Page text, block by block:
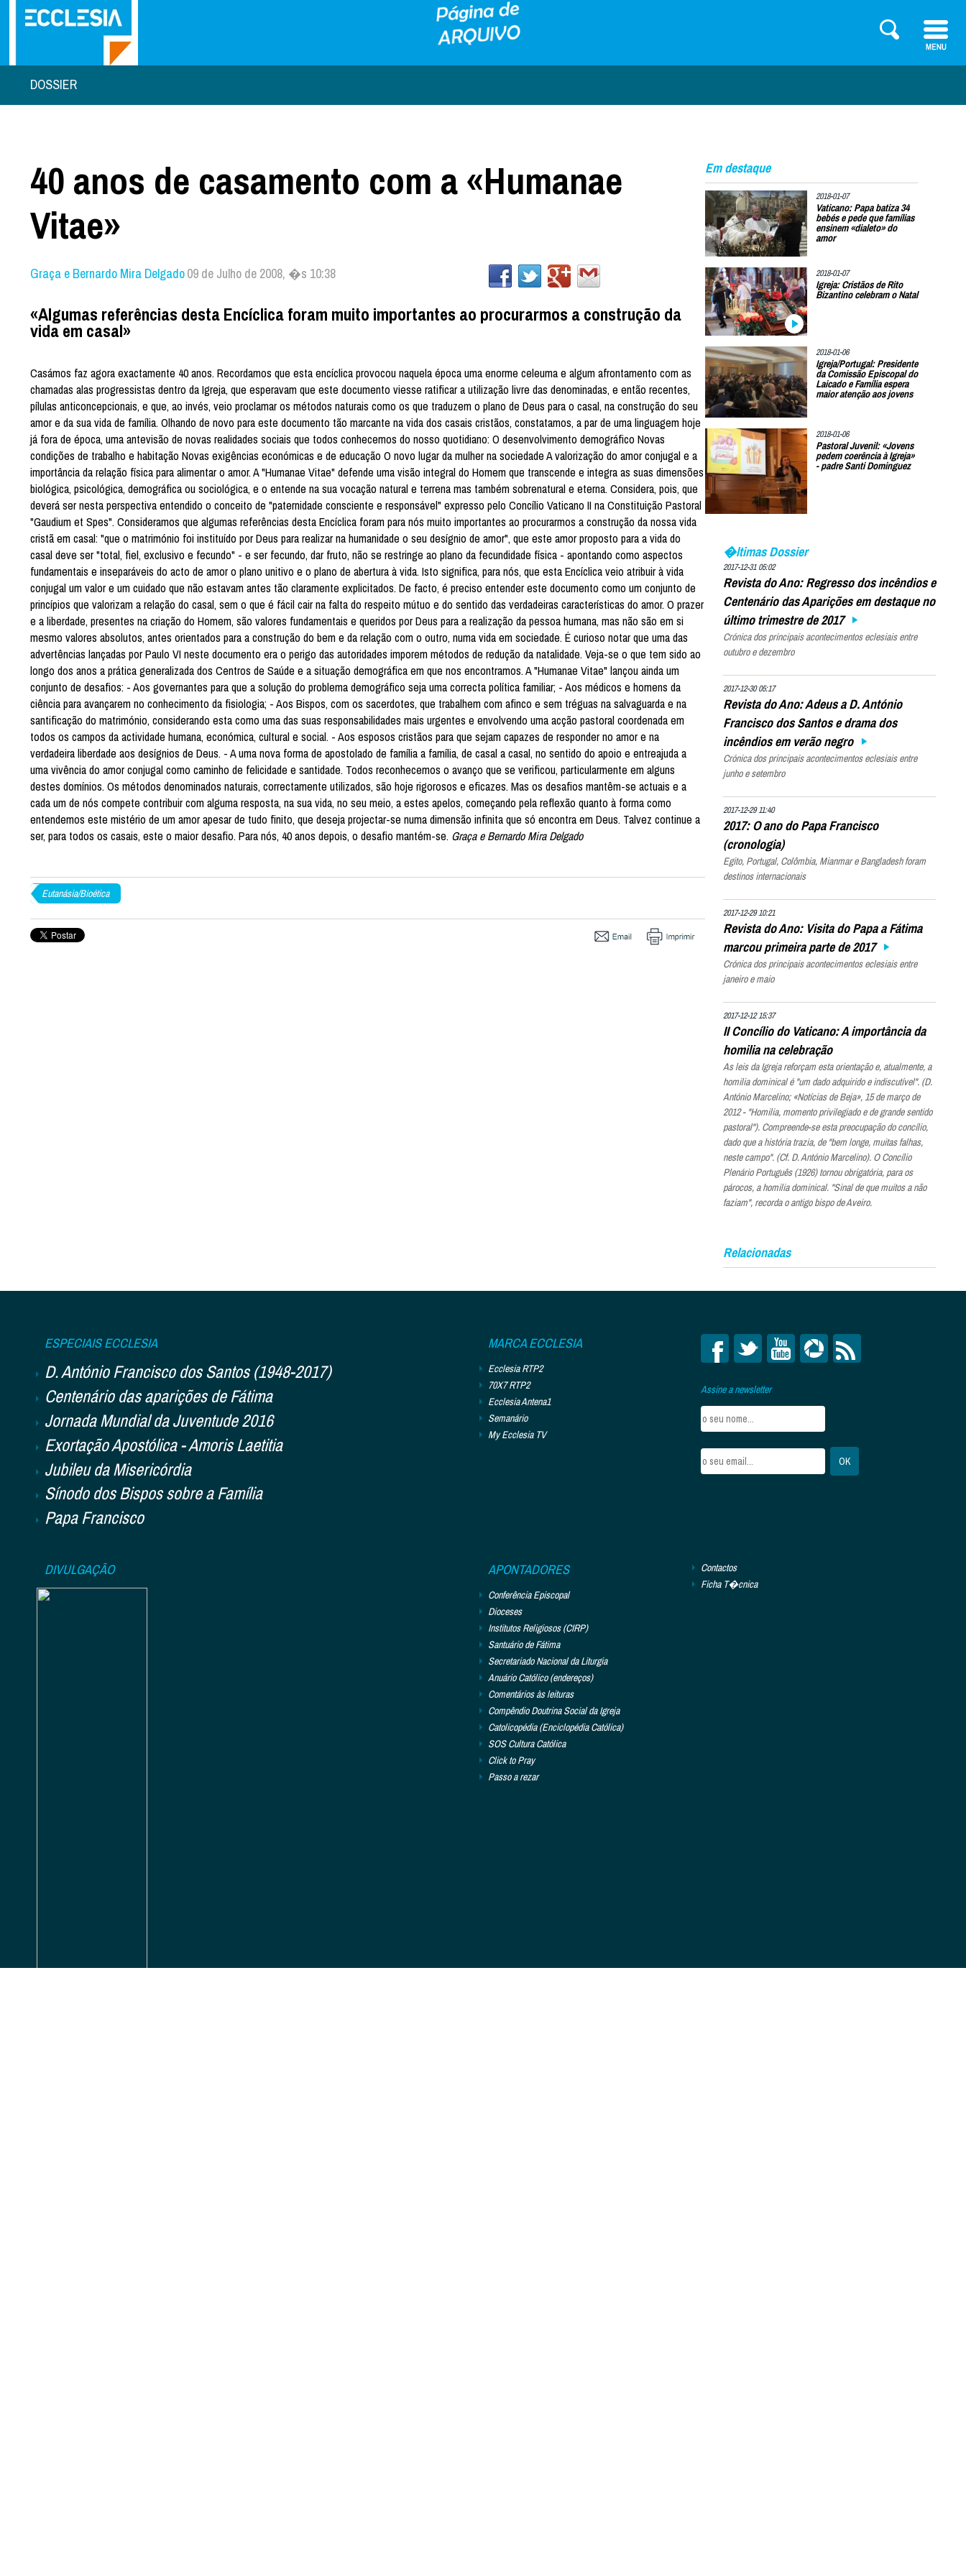
DOSSIER
40 anos de casamento com a «Humanae
Vitae»
Graça e Bernardo Mira Delgado09 de Julho de 2008, �s 10:38
«Algumas referências desta Encíclica foram muito importantes ao procurarmos a construção da
vida em casal»
Casámos faz agora exactamente 40 anos. Recordamos que esta encíclica provocou naquela época uma enorme celeuma e algum afrontamento com as
chamadas alas progressistas dentro da Igreja, que esperavam que este documento viesse ratificar a utilização livre das denominadas, e então recentes,
pílulas anticoncepcionais, e que, ao invés, veio proclamar os métodos naturais como os que traduzem o plano de Deus para o casal, na construção do seu
amor e da sua vida de família. Olhando de novo para este documento tão marcante na vida dos casais cristãos, constatamos, a par de uma linguagem hoje
já fora de época, uma antevisão de novas realidades sociais que todos conhecemos do nosso quotidiano: O desenvolvimento demográfico Novas
condições de trabalho e habitação Novas exigências económicas e de educação O novo lugar da mulher na sociedade A valorização do amor conjugal e a
importância da relação física para alimentar o amor. A "Humanae Vitae" defende uma visão integral do Homem que transcende e integra as suas dimensões
biológica, psicológica, demográfica ou sociológica, e o entende na sua vocação natural e terrena mas também sobrenatural e eterna. Considera, pois, que
deverá ser nesta perspectiva entendido o conceito de "paternidade consciente e responsável" expresso pelo Concílio Vaticano II na Constituição Pastoral
"Gaudium et Spes". Consideramos que algumas referências desta Encíclica foram para nós muito importantes ao procurarmos a construção da nossa vida
cristã em casal: "que o matrimónio foi instituído por Deus para realizar na humanidade o seu desígnio de amor", que este amor proposto para a vida do
casal deve ser "total, fiel, exclusivo e fecundo" - e ser fecundo, dar fruto, não se restringe ao plano da fecundidade física - apontando como aspectos
fundamentais e inseparáveis do acto de amor o plano unitivo e o plano de abertura à vida. Isto significa, para nós, que esta Encíclica veio atribuir à vida
conjugal um valor e um cuidado que não estavam antes tão claramente explicitados. De facto, é preciso entender este documento como um conjunto de
princípios que valorizam a relação do casal, sem o que é fácil cair na falta do respeito mútuo e do sentido das verdadeiras características do amor. O prazer
e a liberdade, presentes na criação do Homem, são valores fundamentais e queridos por Deus para a realização da pessoa humana, mas não são em si
mesmo valores absolutos, antes orientados para a construção do bem e da relação com o outro, numa vida em sociedade. É curioso notar que uma das
advertências lançadas por Paulo VI neste documento era o perigo das autoridades imporem métodos de redução da natalidade. Veja-se o que tem sido ao
longo dos anos a prática generalizada dos Centros de Saúde e a situação demográfica em que nos encontramos. A "Humanae Vitae" lançou ainda um
conjunto de desafios: - Aos governantes para que a solução do problema demográfico seja uma correcta política familiar; - Aos médicos e homens da
ciência para avançarem no conhecimento da fisiologia; - Aos Bispos, com os sacerdotes, que trabalhem com afinco e sem tréguas na salvaguarda e na
santificação do matrimónio, considerando esta como uma das suas responsabilidades mais urgentes e envolvendo uma acção pastoral coordenada em
todos os campos da actividade humana, económica, cultural e social. - Aos esposos cristãos para que sejam capazes de responder no amor e na
verdadeira liberdade aos desígnios de Deus. - A uma nova forma de apostolado de família a família, de casal a casal, no sentido do apoio e entreajuda a
uma vivência do amor conjugal como caminho de felicidade e santidade. Todos reconhecemos o avanço que se verificou, particularmente em alguns
destes domínios. Os métodos denominados naturais, correctamente utilizados, são hoje rigorosos e eficazes. Mas os desafios mantêm-se actuais e a
cada um de nós compete contribuir com alguma resposta, na sua vida, no seu meio, a estes apelos, começando pela reflexão quanto à forma como
entendemos este mistério de um amor apesar de tudo finito, que deseja projectar-se numa dimensão infinita que só encontra em Deus. Talvez continue a
ser, para todos os casais, este o maior desafio. Para nós, 40 anos depois, o desafio mantém-se. Graça e Bernardo Mira Delgado
Eutanásia/Bioética
Em destaque
2018-01-07
Vaticano: Papa batiza 34
bebés e pede que famílias
ensinem «dialeto» do
amor
2018-01-07
Igreja: Cristãos de Rito
Bizantino celebram o Natal
2018-01-06
Igreja/Portugal: Presidente
da Comissão Episcopal do
Laicado e Família espera
maior atenção aos jovens
2018-01-06
Pastoral Juvenil: «Jovens
pedem coerência à Igreja»
- padre Santi Dominguez
�ltimas Dossier
2017-12-31 05:02
Revista do Ano: Regresso dos incêndios e
Centenário das Aparições em destaque no
último trimestre de 2017
Crónica dos principais acontecimentos eclesiais entre
outubro e dezembro
2017-12-30 05:17
Revista do Ano: Adeus a D. António
Francisco dos Santos e drama dos
incêndios em verão negro
Crónica dos principais acontecimentos eclesiais entre
junho e setembro
2017-12-29 11:40
2017: O ano do Papa Francisco
(cronologia)
Egito, Portugal, Colômbia, Mianmar e Bangladesh foram
destinos internacionais
2017-12-29 10:21
Revista do Ano: Visita do Papa a Fátima
marcou primeira parte de 2017
Crónica dos principais acontecimentos eclesiais entre
janeiro e maio
2017-12-12 15:37
II Concílio do Vaticano: A importância da
homilia na celebração
As leis da Igreja reforçam esta orientação e, atualmente, a
homilia dominical é "um dado adquirido e indiscutível". (D.
António Marcelino; «Notícias de Beja», 15 de março de
2012 - "Homilia, momento privilegiado e de grande sentido
pastoral"). Compreende-se esta preocupação do concílio,
dado que a história trazia, de "bem longe, muitas falhas,
neste campo". (Cf. D. António Marcelino). O Concílio
Plenário Português (1926) tornou obrigatória, para os
párocos, a homilia dominical. "Sinal de que muitos a não
faziam", recorda o antigo bispo de Aveiro.
Relacionadas
ESPECIAIS ECCLESIA
D. António Francisco dos Santos (1948-2017)
Centenário das aparições de Fátima
Jornada Mundial da Juventude 2016
Exortação Apostólica - Amoris Laetitia
Jubileu da Misericórdia
Sínodo dos Bispos sobre a Família
Papa Francisco
MARCA ECCLESIA
Ecclesia RTP2
70X7 RTP2
Ecclesia Antena1
Semanário
My Ecclesia TV
Assine a newsletter
DIVULGAÇÃO APONTADORES
Conferência Episcopal
Dioceses
Institutos Religiosos (CIRP)
Santuário de Fátima
Secretariado Nacional da Liturgia
Anuário Católico (endereços)
Comentários às leituras
Compêndio Doutrina Social da Igreja
Catolicopédia (Enciclopédia Católica)
SOS Cultura Católica
Click to Pray
Passo a rezar
Contactos
Ficha T�cnica